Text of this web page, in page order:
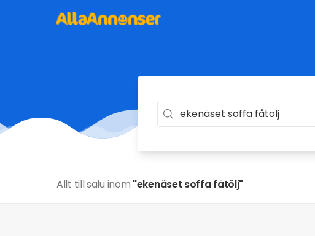
Allt till salu inom "ekenäset soffa fåtölj"